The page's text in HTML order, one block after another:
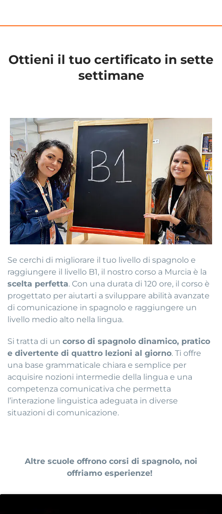
Ottieni il tuo certificato in sette
settimane
Se cerchi di migliorare il tuo livello di spagnolo e
raggiungere il livello B1, il nostro corso a Murcia è la
scelta perfetta. Con una durata di 120 ore, il corso è
progettato per aiutarti a sviluppare abilità avanzate
di comunicazione in spagnolo e raggiungere un
livello medio alto nella lingua.
Si tratta di un corso di spagnolo dinamico, pratico
e divertente di quattro lezioni al giorno. Ti offre
una base grammaticale chiara e semplice per
acquisire nozioni intermedie della lingua e una
competenza comunicativa che permetta
l’interazione linguistica adeguata in diverse
situazioni di comunicazione.
Altre scuole offrono corsi di spagnolo, noi
offriamo esperienze!